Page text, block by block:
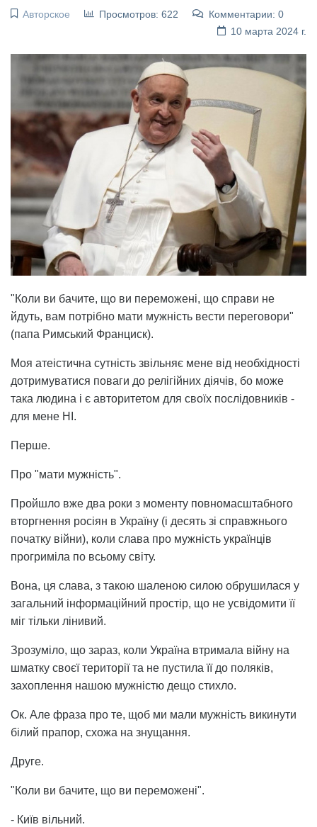
Авторское Просмотров: 622
Комментарии: 0
10 марта 2024 г.
"Коли ви бачите, що ви переможені, що справи не
йдуть, вам потрібно мати мужність вести переговори"
(папа Римський Франциск).
Моя атеістична сутність звільняє мене від необхідності
дотримуватися поваги до релігійних діячів, бо може
така людина і є авторитетом для своїх послідовників -
для мене НІ.
Перше.
Про "мати мужність".
Пройшло вже два роки з моменту повномасштабного
вторгнення росіян в Україну (і десять зі справжнього
початку війни), коли слава про мужність українців
прогриміла по всьому світу.
Вона, ця слава, з такою шаленою силою обрушилася у
загальний інформаційний простір, що не усвідомити її
міг тільки лінивий.
Зрозуміло, що зараз, коли Україна втримала війну на
шматку своєї території та не пустила її до поляків,
захоплення нашою мужністю дещо стихло.
Ок. Але фраза про те, щоб ми мали мужність викинути
білий прапор, схожа на знущання.
Друге.
"Коли ви бачите, що ви переможені".
- Київ вільний.